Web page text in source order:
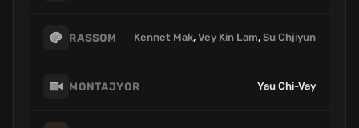
RASSOM Kennet Mak, Vey Kin Lam, Su Chjiyun
MONTAJYOR Yau Chi-Vay